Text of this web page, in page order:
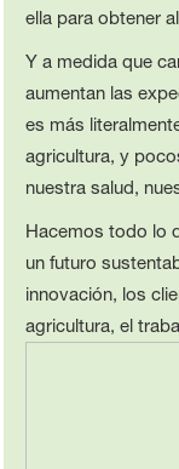
ella para obtener
Y a medida que
aumentan las
es más
agricultura, y
nuestra salud,
Hacemos todo lo
un futuro
innovación, los
agricultura, el